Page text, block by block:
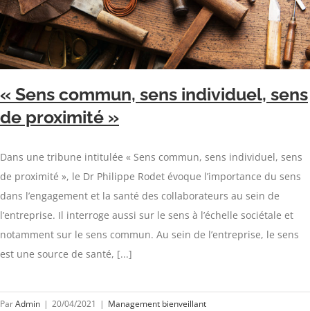
« Sens commun, sens individuel, sens
de proximité »
Dans une tribune intitulée « Sens commun, sens individuel, sens
de proximité », le Dr Philippe Rodet évoque l’importance du sens
dans l’engagement et la santé des collaborateurs au sein de
l’entreprise. Il interroge aussi sur le sens à l’échelle sociétale et
notamment sur le sens commun. Au sein de l’entreprise, le sens
est une source de santé, [...]
ParAdmin | 20/04/2021 | Management bienveillant